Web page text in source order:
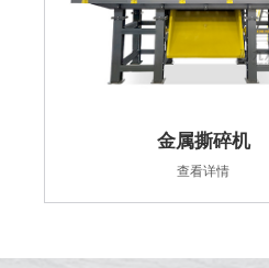
金属撕碎机
查看详情